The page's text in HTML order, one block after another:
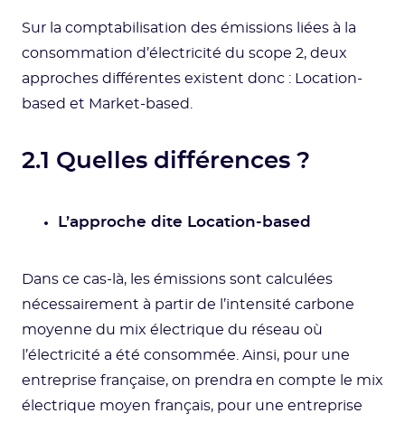
Sur la comptabilisation des émissions liées à la
consommation d’électricité du scope 2, deux
approches différentes existent donc : Location-
based et Market-based.
2.1 Quelles différences ?
L’approche dite Location-based
Dans ce cas-là, les émissions sont calculées
nécessairement à partir de l’intensité carbone
moyenne du mix électrique du réseau où
l’électricité a été consommée. Ainsi, pour une
entreprise française, on prendra en compte le mix
électrique moyen français, pour une entreprise